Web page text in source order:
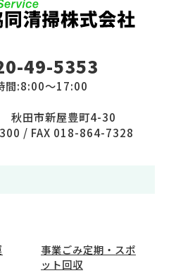
49-5353
間:8:00〜17:00
田市新屋豊町4-30
/ FAX 018-864-7328
事業ごみ定期・スポ
ット回収